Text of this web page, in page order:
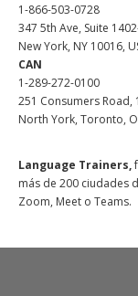
1-866-503-0728
347 5th Ave, Suite
New York, NY 10016,
CAN
1-289-272-0100
251 Consumers Road,
North York, Toronto,
Language Trainers,
más de 200 ciudades
Zoom, Meet o Teams.